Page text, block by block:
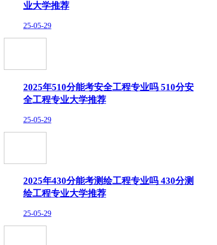
业大学推荐
25-05-29
2025年510分能考安全工程专业吗 510分安
全工程专业大学推荐
25-05-29
2025年430分能考测绘工程专业吗 430分测
绘工程专业大学推荐
25-05-29